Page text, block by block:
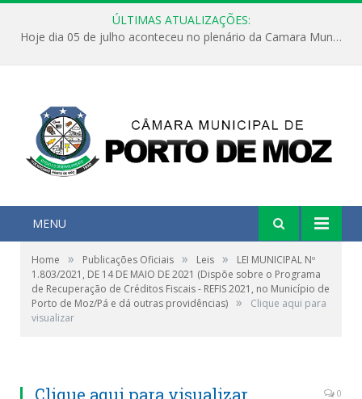
ÚLTIMAS ATUALIZAÇÕES:
Hoje dia 05 de julho aconteceu no plenário da Camara Municipal de Porto de Moz a Sessão Solene de Abertura dos Trabalhos Legislativos 2º Período da 23ª Legislatura
MENU
Home » Publicações Oficiais » Leis »
LEI MUNICIPAL Nº
1.803/2021, DE 14 DE MAIO DE 2021 (Dispõe sobre o Programa
de Recuperação de Créditos Fiscais - REFIS 2021, no Município de
Porto de Moz/Pá e dá outras providências) »
Clique aqui para
visualizar
Clique aqui para visualizar 0